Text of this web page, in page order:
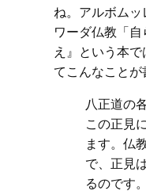
ね。アルボム
ワーダ仏教「
え』という本
てこんなことが
八正道の
この正見
ます。仏
で、正見
るのです